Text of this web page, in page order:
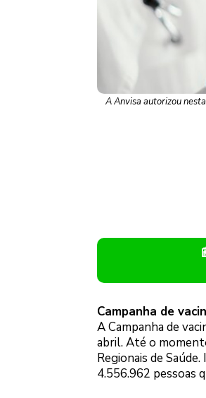
A Anvisa autorizou
Campanha de
A Campanha de
abril. Até o
Regionais de
4.556.962 pessoas